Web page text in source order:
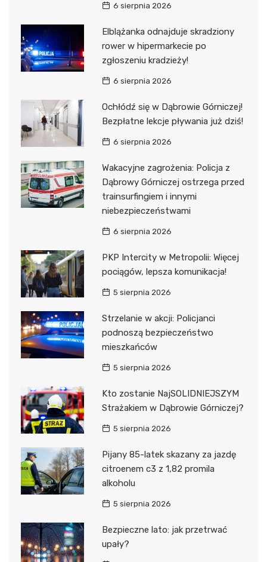
6 sierpnia 2026
Elblążanka odnajduje skradziony
rower w hipermarkecie po
zgłoszeniu kradzieży!
6 sierpnia 2026
Ochłódź się w Dąbrowie Górniczej!
Bezpłatne lekcje pływania już dziś!
6 sierpnia 2026
Wakacyjne zagrożenia: Policja z
Dąbrowy Górniczej ostrzega przed
trainsurfingiem i innymi
niebezpieczeństwami
6 sierpnia 2026
PKP Intercity w Metropolii: Więcej
pociągów, lepsza komunikacja!
5 sierpnia 2026
Strzelanie w akcji: Policjanci
podnoszą bezpieczeństwo
mieszkańców
5 sierpnia 2026
Kto zostanie NajSOLIDNIEJSZYM
Strażakiem w Dąbrowie Górniczej?
5 sierpnia 2026
Pijany 85-latek skazany za jazdę
citroenem c3 z 1,82 promila
alkoholu
5 sierpnia 2026
Bezpieczne lato: jak przetrwać
upały?